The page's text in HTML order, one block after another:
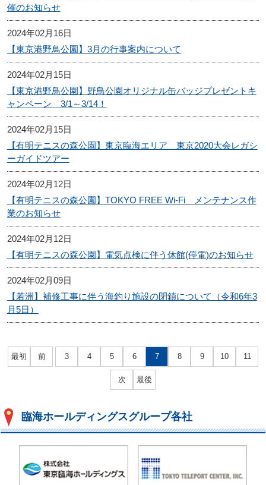
催のお知らせ
2024年02月16日
【東京港野鳥公園】3月の行事案内について
2024年02月15日
【東京港野鳥公園】野鳥公園オリジナル缶バッジプレゼントキ
ャンペーン 3/1～3/14！
2024年02月15日
【有明テニスの森公園】東京臨海エリア 東京2020大会レガシ
ーガイドツアー
2024年02月12日
【有明テニスの森公園】TOKYO FREE Wi-Fi メンテナンス作
業のお知らせ
2024年02月12日
【有明テニスの森公園】電気点検に伴う休館(停電)のお知らせ
2024年02月09日
【若洲】補修工事に伴う海釣り施設の閉鎖について（令和6年3
月5日）
最初 前 3 4 5 6 7 8 9 10 11
次 最後
臨海ホールディングスグループ各社